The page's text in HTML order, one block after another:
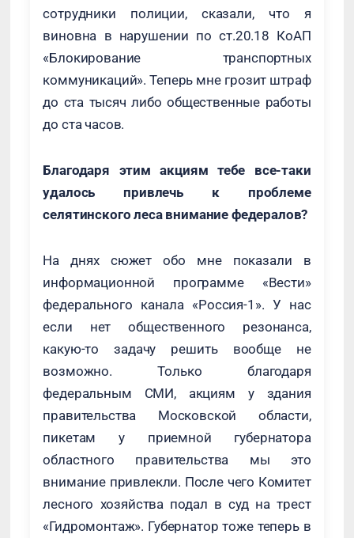
сотрудники полиции, сказали, что я
виновна в нарушении по ст.20.18 КоАП
«Блокирование транспортных
коммуникаций». Теперь мне грозит штраф
до ста тысяч либо общественные работы
до ста часов.
Благодаря этим акциям тебе все-таки
удалось привлечь к проблеме
селятинского леса внимание федералов?
На днях сюжет обо мне показали в
информационной программе «Вести»
федерального канала «Россия-1». У нас
если нет общественного резонанса,
какую-то задачу решить вообще не
возможно. Только благодаря
федеральным СМИ, акциям у здания
правительства Московской области,
пикетам у приемной губернатора
областного правительства мы это
внимание привлекли. После чего Комитет
лесного хозяйства подал в суд на трест
«Гидромонтаж». Губернатор тоже теперь в